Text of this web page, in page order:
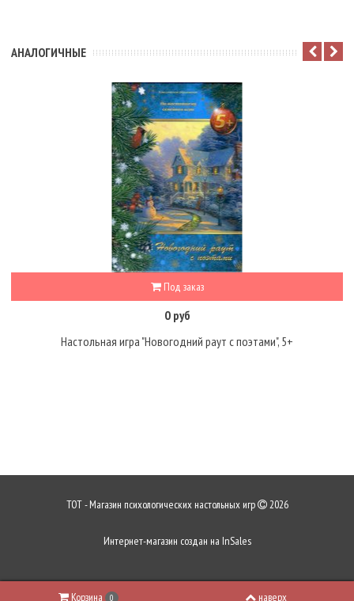
АНАЛОГИЧНЫЕ
Под заказ
0 руб
Настольная игра "Новогодний раут с поэтами", 5+
ТОТ - Магазин психологических настольных игр 2026
Интернет-магазин создан на InSales
Корзина 0 наверх